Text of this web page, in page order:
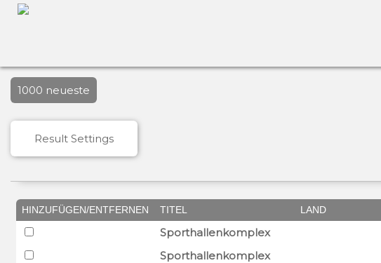
1000 neueste
Result Settings
HINZUFÜGEN/ENTFERNEN TITEL LAND
Sporthallenkomplex
Sporthallenkomplex